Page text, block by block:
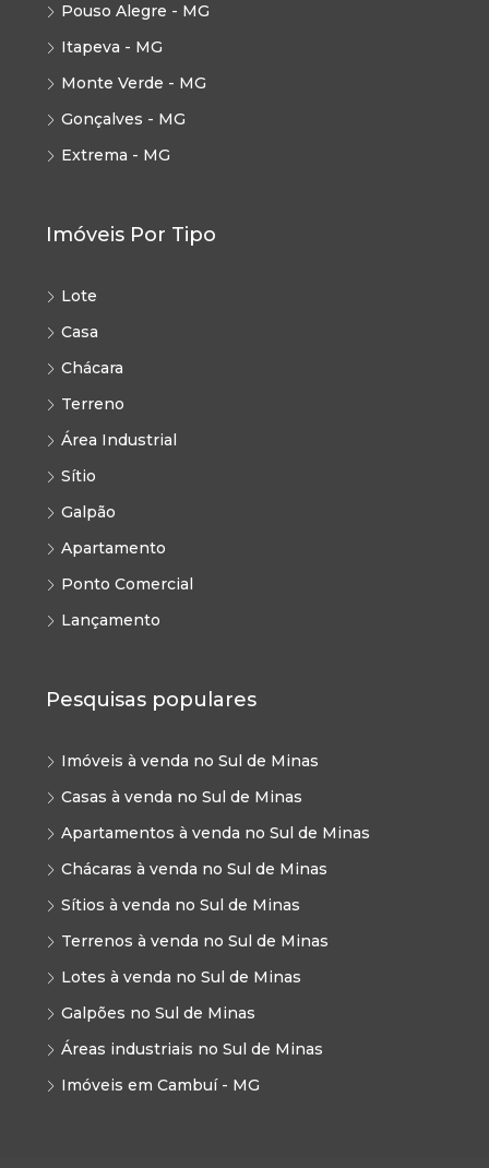
Pouso Alegre - MG
Itapeva - MG
Monte Verde - MG
Gonçalves - MG
Extrema - MG
Imóveis Por Tipo
Lote
Casa
Chácara
Terreno
Área Industrial
Sítio
Galpão
Apartamento
Ponto Comercial
Lançamento
Pesquisas populares
Imóveis à venda no Sul de Minas
Casas à venda no Sul de Minas
Apartamentos à venda no Sul de Minas
Chácaras à venda no Sul de Minas
Sítios à venda no Sul de Minas
Terrenos à venda no Sul de Minas
Lotes à venda no Sul de Minas
Galpões no Sul de Minas
Áreas industriais no Sul de Minas
Imóveis em Cambuí - MG